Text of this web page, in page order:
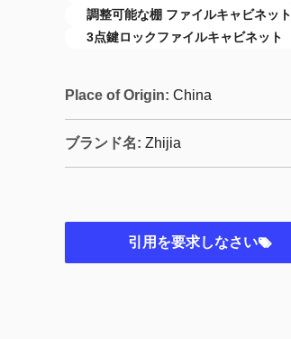
調整可能な棚 ファイルキャビネット
3点鍵ロックファイルキャビネット
Place of Origin: China
ブランド名: Zhijia
引用を要求しなさい